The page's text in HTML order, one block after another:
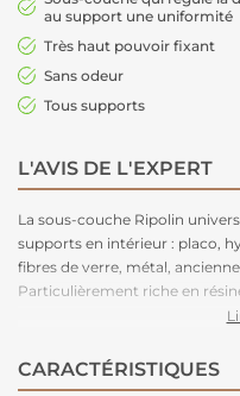
au support une uniformité
Très haut pouvoir fixant
Sans odeur
Tous supports
L'AVIS DE L'EXPERT
La sous-couche Ripolin
supports en intérieur : placo,
fibres de verre, métal,
Particulièrement riche en
goutte pas et bénéficie d'une
peintures de finition en
régulant les différences
CARACTÉRISTIQUES